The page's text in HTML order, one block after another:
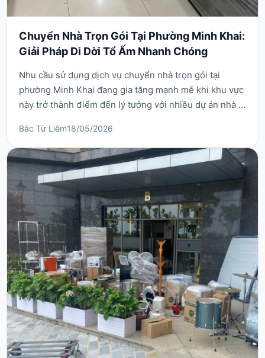
Chuyển Nhà Trọn Gói Tại Phường Minh Khai:
Giải Pháp Di Dời Tổ Ấm Nhanh Chóng
Nhu cầu sử dụng dịch vụ chuyển nhà trọn gói tại
phường Minh Khai đang gia tăng mạnh mẽ khi khu vực
này trở thành điểm đến lý tưởng với nhiều dự án nhà ở
các trục đường huyết mạch như Quốc lộ 32 cùng hệ
thống ngõ nhỏ ven làng cũ, việc tự vận chuyển đồ đạc
cồng kềnh luôn là bài toán khó gây mất nhiề...
Bắc Từ Liêm18/05/2026